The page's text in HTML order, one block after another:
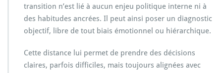
transition n’est lié à aucun enjeu politique interne ni à
des habitudes ancrées. Il peut ainsi poser un diagnostic
objectif, libre de tout biais émotionnel ou hiérarchique.
Cette distance lui permet de prendre des décisions
claires, parfois difficiles, mais toujours alignées avec